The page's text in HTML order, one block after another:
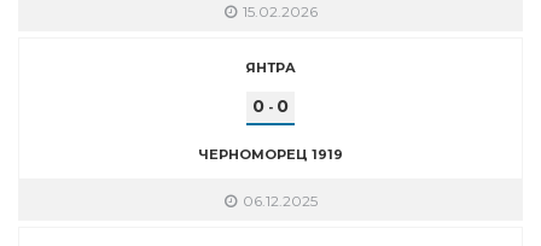
15.02.2026
ЯНТРА
0 - 0
ЧЕРНОМОРЕЦ 1919
06.12.2025